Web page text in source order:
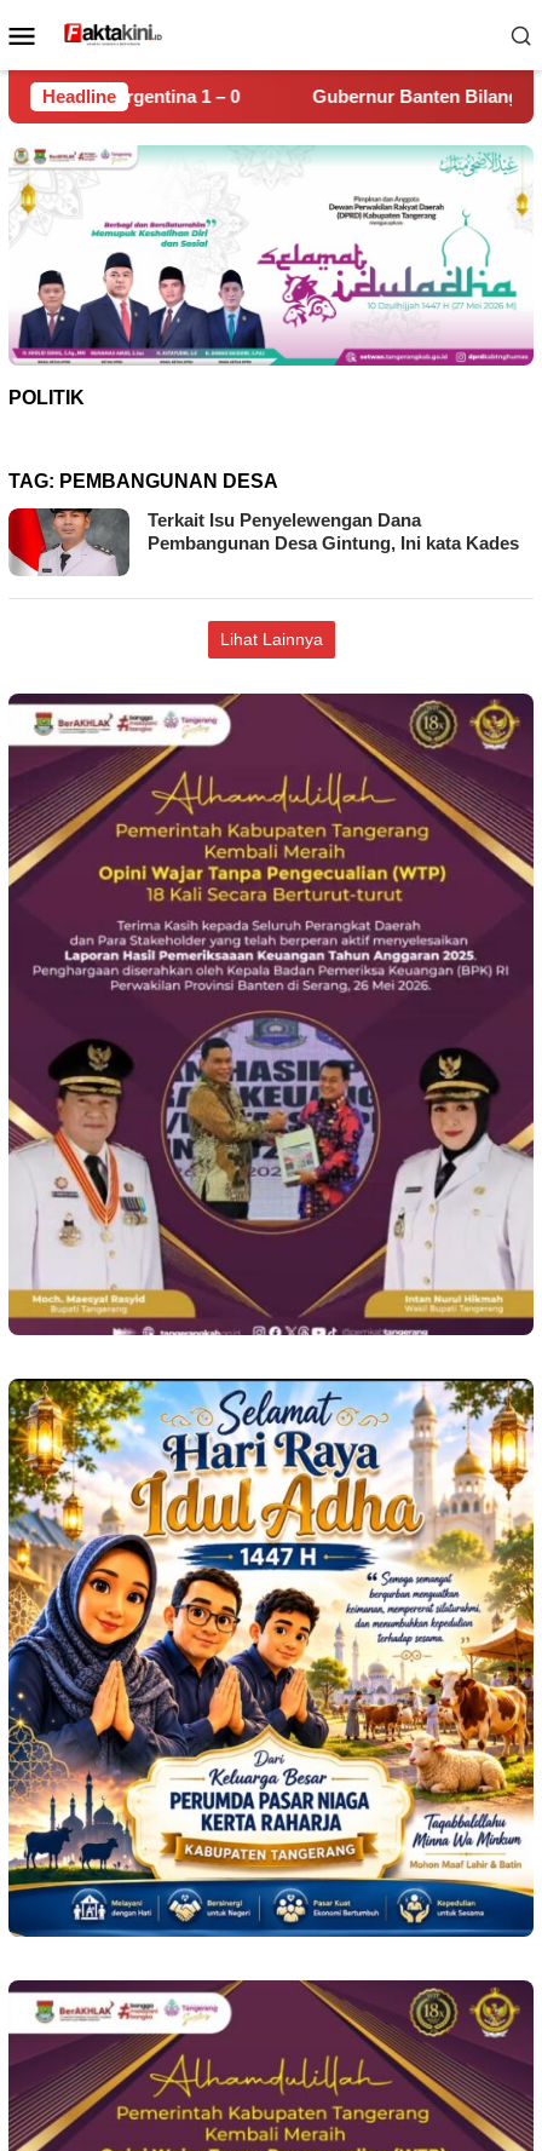
ke
Menu
Mobile
Headline
1 – 0 Gubernur Banten Bilang Sudah Temukan
POLITIK
TAG: PEMBANGUNAN DESA
Terkait Isu Penyelewengan Dana
Pembangunan Desa Gintung, Ini kata Kades
Lihat Lainnya